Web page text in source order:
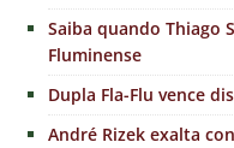
Saiba quando Thiago
Fluminense
Dupla Fla-Flu vence
André Rizek exalta